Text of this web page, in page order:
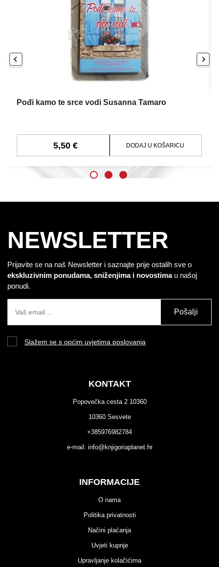
Pođi kamo te srce vodi Susanna Tamaro
5,50 € DODAJ U KOŠARICU
NEWSLETTER
Prijavite se na naš Newsletter i saznajte prije ostalih sve o
ekskluzivnim ponudama, sniženjima i novostimau našoj
ponudi.
Pošalji
Slažem se s općim uvjetima poslovanja
KONTAKT
Popovečka cesta 2 10360
10360 Sesvete
+385976982784
e-mail: info@knjigoriaplanet.hr
INFORMACIJE
O nama
Politika privatnosti
Načini plaćanja
Uvjeti kupnje
Upravljanje kolačićima